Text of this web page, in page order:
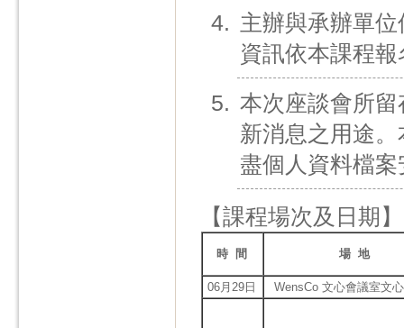
主辦與承辦單
資訊依本課程
本次座談會所
新消息之用途
盡個人資料檔
【課程場次及日期】
時 間 場 地
06月29日 WensCo 文心會議室文